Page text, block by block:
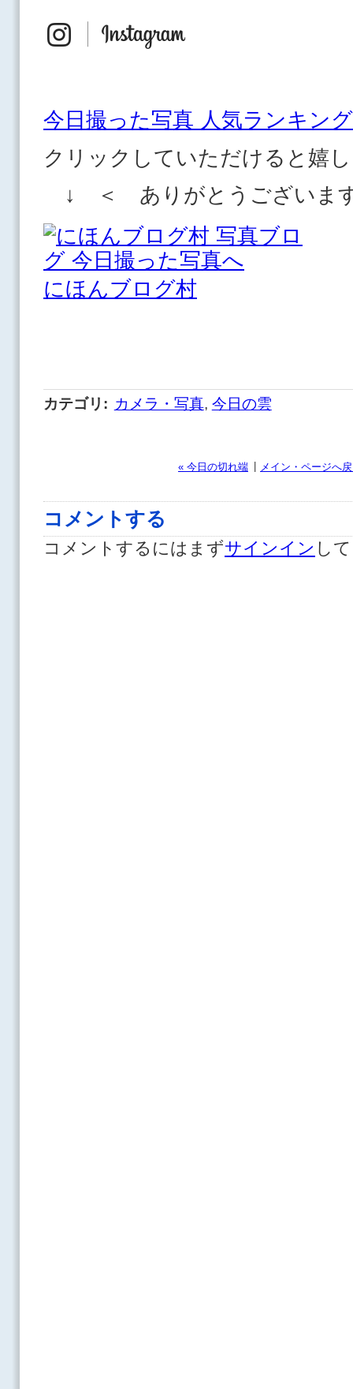
今日撮った写真 人気ランキング
クリックしていただけると嬉
↓ ＜ ありがとうございま
にほんブログ村
カテゴリ : カメラ・写真, 今日の雲
« 今日の切れ端 | メイン・ページへ
コメントする
コメントするにはまずサインイン し